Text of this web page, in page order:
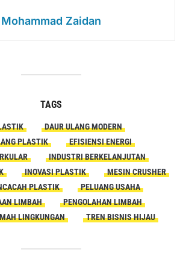
Mohammad Zaidan
TAGS
DAUR ULANG MODERN
PLASTIK
EFISIENSI ENERGI
INDUSTRI BERKELANJUTAN
INOVASI PLASTIK
MESIN CRUSHER
PLASTIK
PELUANG USAHA
LIMBAH
PENGOLAHAN LIMBAH
LINGKUNGAN
TREN BISNIS HIJAU